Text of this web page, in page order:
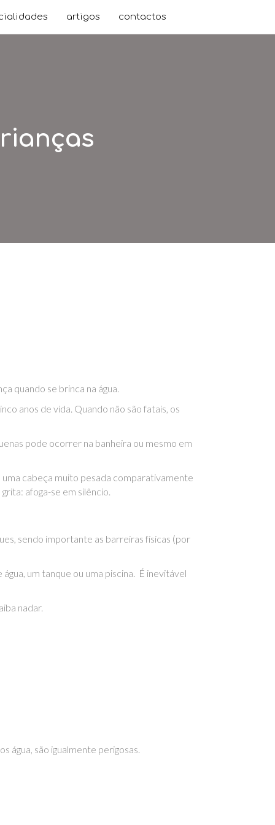
artigos contactos
quando se brinca na água.
anos de vida. Quando não são fatais, os
pode ocorrer na banheira ou mesmo em
cabeça muito pesada comparativamente
afoga-se em silêncio.
sendo importante as barreiras físicas (por
um tanque ou uma piscina. É inevitável
nadar.
água, são igualmente perigosas.